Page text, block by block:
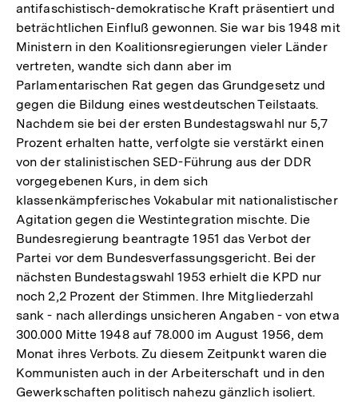
antifaschistisch-demokratische Kraft präsentiert und
beträchtlichen Einfluß gewonnen. Sie war bis 1948 mit
Ministern in den Koalitionsregierungen vieler Länder
vertreten, wandte sich dann aber im
Parlamentarischen Rat gegen das Grundgesetz und
gegen die Bildung eines westdeutschen Teilstaats.
Nachdem sie bei der ersten Bundestagswahl nur 5,7
Prozent erhalten hatte, verfolgte sie verstärkt einen
von der stalinistischen SED-Führung aus der DDR
vorgegebenen Kurs, in dem sich
klassenkämpferisches Vokabular mit nationalistischer
Agitation gegen die Westintegration mischte. Die
Bundesregierung beantragte 1951 das Verbot der
Partei vor dem Bundesverfassungsgericht. Bei der
nächsten Bundestagswahl 1953 erhielt die KPD nur
noch 2,2 Prozent der Stimmen. Ihre Mitgliederzahl
sank - nach allerdings unsicheren Angaben - von etwa
300.000 Mitte 1948 auf 78.000 im August 1956, dem
Monat ihres Verbots. Zu diesem Zeitpunkt waren die
Kommunisten auch in der Arbeiterschaft und in den
Gewerkschaften politisch nahezu gänzlich isoliert.